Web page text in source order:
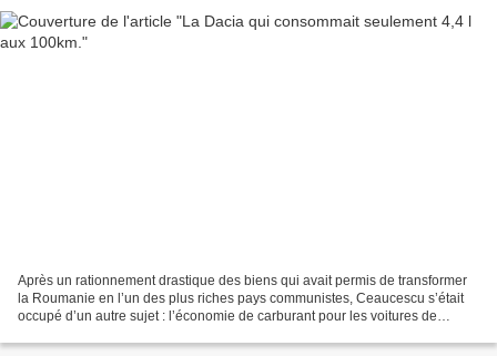
Après un rationnement drastique des biens qui avait permis de transformer
la Roumanie en l’un des plus riches pays communistes, Ceaucescu s’était
occupé d’un autre sujet : l’économie de carburant pour les voitures de